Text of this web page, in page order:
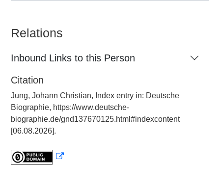
Relations
Inbound Links to this Person
Citation
Jung, Johann Christian, Index entry in: Deutsche
Biographie, https://www.deutsche-
biographie.de/gnd137670125.html#indexcontent
[06.08.2026].